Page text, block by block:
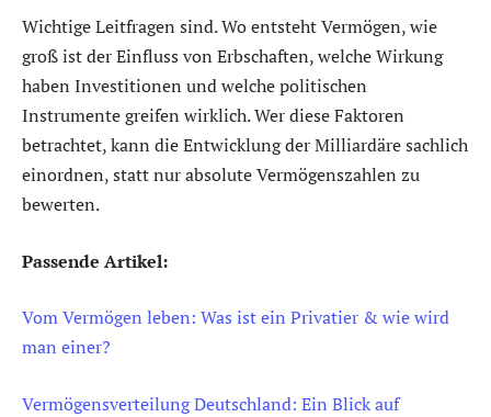
Wichtige Leitfragen sind. Wo entsteht Vermögen, wie
groß ist der Einfluss von Erbschaften, welche Wirkung
haben Investitionen und welche politischen
Instrumente greifen wirklich. Wer diese Faktoren
betrachtet, kann die Entwicklung der Milliardäre sachlich
einordnen, statt nur absolute Vermögenszahlen zu
bewerten.
Passende Artikel:
Vom Vermögen leben: Was ist ein Privatier & wie wird
man einer?
Vermögensverteilung Deutschland: Ein Blick auf